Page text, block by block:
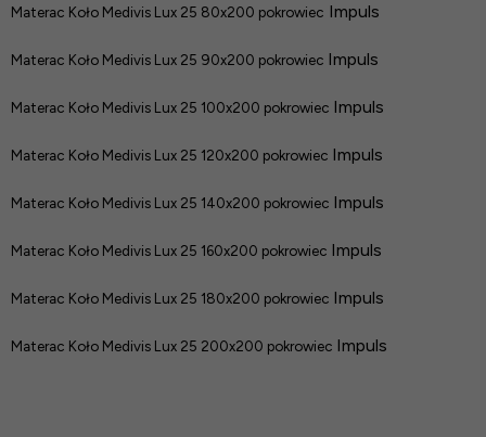
Materac Koło Medivis Lux 25 80x200 pokrowiec Impuls
Materac Koło Medivis Lux 25 90x200 pokrowiec Impuls
Materac Koło Medivis Lux 25 100x200 pokrowiec Impuls
Materac Koło Medivis Lux 25 120x200 pokrowiec Impuls
Materac Koło Medivis Lux 25 140x200 pokrowiec Impuls
Materac Koło Medivis Lux 25 160x200 pokrowiec Impuls
Materac Koło Medivis Lux 25 180x200 pokrowiec Impuls
Materac Koło Medivis Lux 25 200x200 pokrowiec Impuls